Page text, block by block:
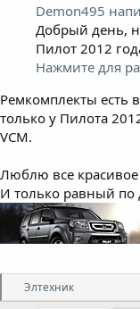
Demon495
Добрый день,
Пилот 2012
Нажмите для
Ремкомплекты есть
только у Пилота
VCM.
Люблю все красивое
И только равный по
Р
е
Элтехник